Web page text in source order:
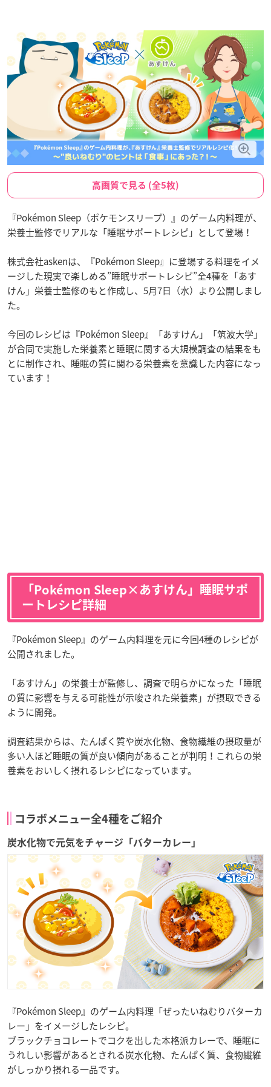
高画質で見る (全5枚)
『Pokémon Sleep（ポケモンスリープ）』のゲーム内料理が、
栄養士監修でリアルな「睡眠サポートレシピ」として登場！
株式会社askenは、『Pokémon Sleep』に登場する料理をイメ
ージした現実で楽しめる”睡眠サポートレシピ”全4種を「あす
けん」栄養士監修のもと作成し、5月7日（水）より公開しまし
た。
今回のレシピは『Pokémon Sleep』「あすけん」「筑波大学」
が合同で実施した栄養素と睡眠に関する大規模調査の結果をも
とに制作され、睡眠の質に関わる栄養素を意識した内容になっ
ています！
「Pokémon Sleep×あすけん」睡眠サポ
ートレシピ詳細
『Pokémon Sleep』のゲーム内料理を元に今回4種のレシピが
公開されました。
「あすけん」の栄養士が監修し、調査で明らかになった「睡眠
の質に影響を与える可能性が示唆された栄養素」が摂取できる
ように開発。
調査結果からは、たんぱく質や炭水化物、食物繊維の摂取量が
多い人ほど睡眠の質が良い傾向があることが判明！これらの栄
養素をおいしく摂れるレシピになっています。
コラボメニュー全4種をご紹介
炭水化物で元気をチャージ「バターカレー」
『Pokémon Sleep』のゲーム内料理「ぜったいねむりバターカ
レー」をイメージしたレシピ。
ブラックチョコレートでコクを出した本格派カレーで、睡眠に
うれしい影響があるとされる炭水化物、たんぱく質、食物繊維
がしっかり摂れる一品です。